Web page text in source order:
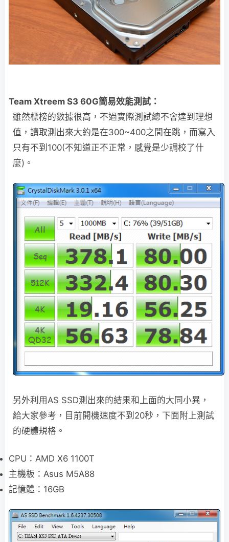
Team Xtreem S3 60G簡易效能測試：
雖然標榜的數據很高，不過實際測試總不會達到理想
值，讀取測出來大約是在300~400之間在跳，而寫入
只有不到100(不知道正不正常，感覺是少調校了什
麼)。
另外利用AS SSD測出來的結果和上面的大同小異，
給大家參考，目前開機速度不到20秒，下面附上測試
的硬體規格。
CPU：AMD X6 1100T
主機板：Asus M5A88
記憶體：16GB